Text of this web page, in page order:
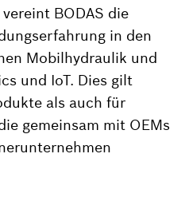
BODAS die
in den
Mobilhydraulik und
und IoT. Dies gilt
als auch für
gemeinsam mit OEMs